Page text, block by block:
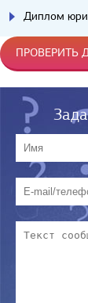
Диплом
ПРОВЕРИТЬ